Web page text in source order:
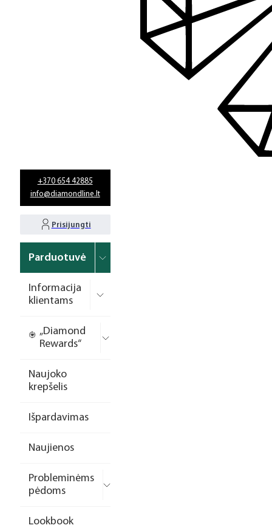
+370 654 42885
info@diamondline.lt
Prisijungti
Parduotuvė
Informacija
klientams
„Diamond
Rewards“
Naujoko
krepšelis
Išpardavimas
Naujienos
Probleminėms
pėdoms
Lookbook